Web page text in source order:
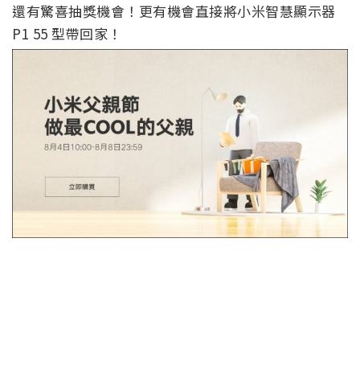
還有驚喜抽獎機會！更有機會直接將小米智慧顯示器
P1 55 型帶回家！